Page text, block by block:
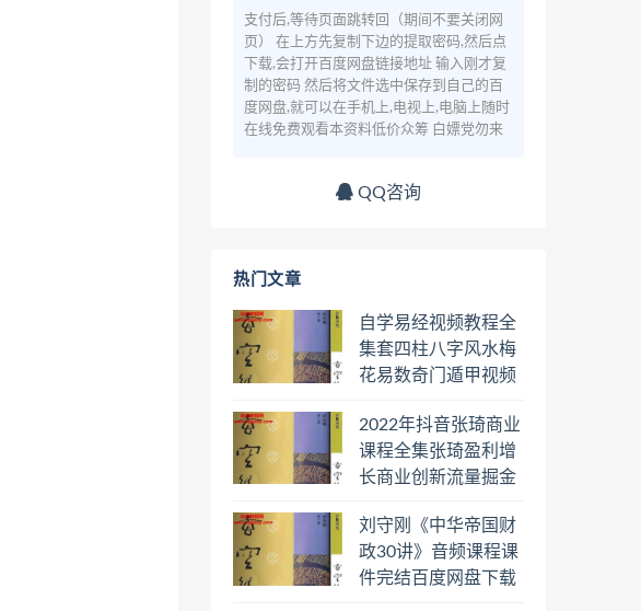
支付后,等待页面跳转回（期间不要关闭网
页） 在上方先复制下边的提取密码,然后点
下载,会打开百度网盘链接地址 输入刚才复
制的密码 然后将文件选中保存到自己的百
度网盘,就可以在手机上,电视上,电脑上随时
在线免费观看本资料低价众筹 白嫖党勿来
QQ咨询
热门文章
自学易经视频教程全
集套四柱八字风水梅
花易数奇门遁甲视频
日罗盘教程百度云网
盘会员
2022年抖音张琦商业
课程全集张琦盈利增
长商业创新流量掘金
盘下载学习
刘守刚《中华帝国财
政30讲》音频课程课
件完结百度网盘下载